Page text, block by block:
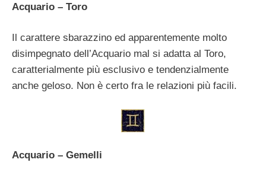
Acquario – Toro
Il carattere sbarazzino ed apparentemente molto
disimpegnato dell’Acquario mal si adatta al Toro,
caratterialmente più esclusivo e tendenzialmente
anche geloso. Non è certo fra le relazioni più facili.
Acquario – Gemelli